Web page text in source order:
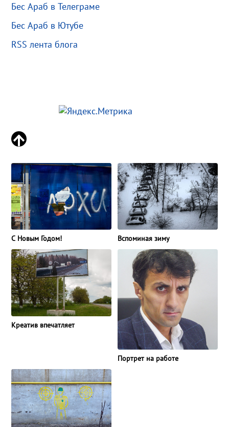
Бес Араб в Телеграме
Бес Араб в Ютубе
RSS лента блога
С Новым Годом! Вспоминая зиму
Креатив впечатляет
Портрет на работе